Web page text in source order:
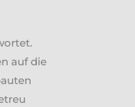
auf die